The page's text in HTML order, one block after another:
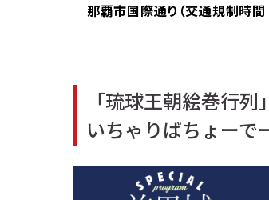
那覇市国際通り（交通規制時
「琉球王朝絵巻行
いちゃりばちょーで